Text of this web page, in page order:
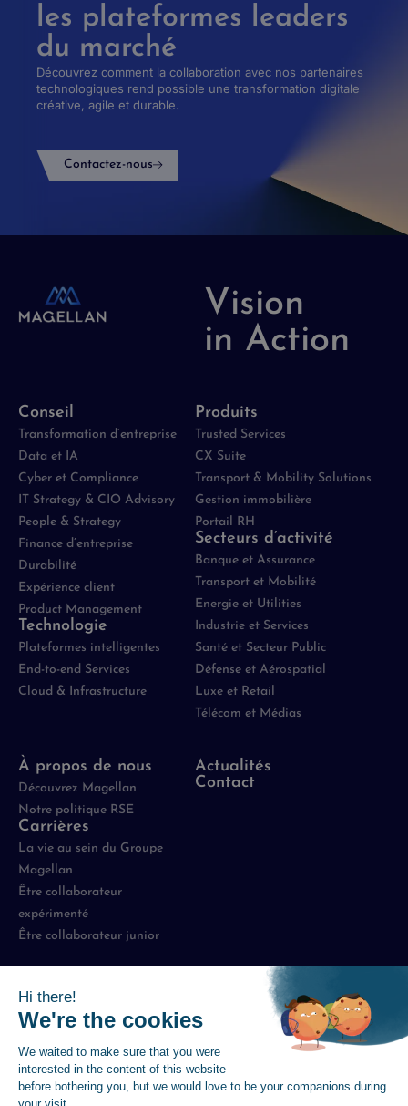
les plateformes leaders
du marché
Découvrez comment la collaboration avec nos partenaires
technologiques rend possible une transformation digitale
créative, agile et durable.
Contactez-nous
Vision
in Action
Conseil
Transformation d’entreprise
Data et IA
Cyber et Compliance
IT Strategy & CIO Advisory
People & Strategy
Finance d’entreprise
Durabilité
Expérience client
Product Management
Technologie
Plateformes intelligentes
End-to-end Services
Cloud & Infrastructure
Produits
Trusted Services
CX Suite
Transport & Mobility Solutions
Gestion immobilière
Portail RH
Secteurs d’activité
Banque et Assurance
Transport et Mobilité
Energie et Utilities
Industrie et Services
Santé et Secteur Public
Défense et Aérospatial
Luxe et Retail
Télécom et Médias
À propos de nous
Découvrez Magellan
Notre politique RSE
Carrières
La vie au sein du Groupe
Magellan
Être collaborateur
expérimenté
Être collaborateur junior
Actualités
Contact